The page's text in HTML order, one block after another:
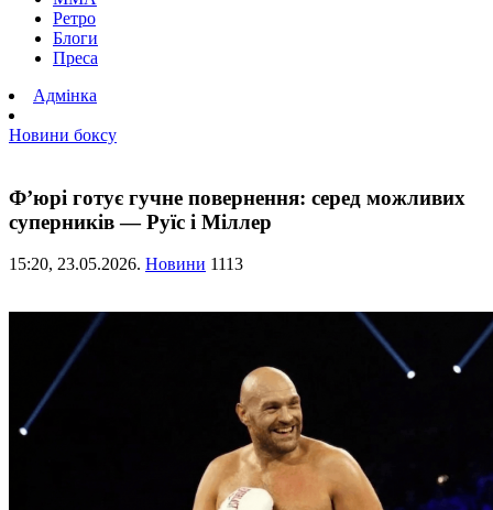
Ретро
Блоги
Преса
Адмінка
Новини боксу
Ф’юрі готує гучне повернення: серед можливих
суперників — Руїс і Міллер
15:20, 23.05.2026. Новини 1113